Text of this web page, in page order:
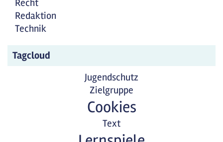
Recht
Redaktion
Technik
Tagcloud
Jugendschutz
Zielgruppe
Cookies
Text